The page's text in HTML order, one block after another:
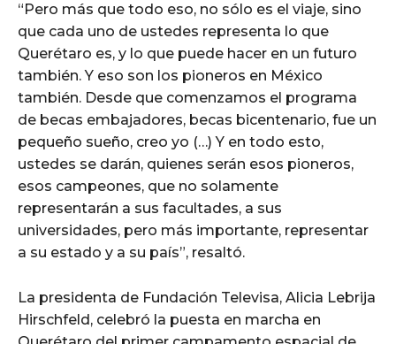
“Pero más que todo eso, no sólo es el viaje, sino
que cada uno de ustedes representa lo que
Querétaro es, y lo que puede hacer en un futuro
también. Y eso son los pioneros en México
también. Desde que comenzamos el programa
de becas embajadores, becas bicentenario, fue un
pequeño sueño, creo yo (…) Y en todo esto,
ustedes se darán, quienes serán esos pioneros,
esos campeones, que no solamente
representarán a sus facultades, a sus
universidades, pero más importante, representar
a su estado y a su país”, resaltó.
La presidenta de Fundación Televisa, Alicia Lebrija
Hirschfeld, celebró la puesta en marcha en